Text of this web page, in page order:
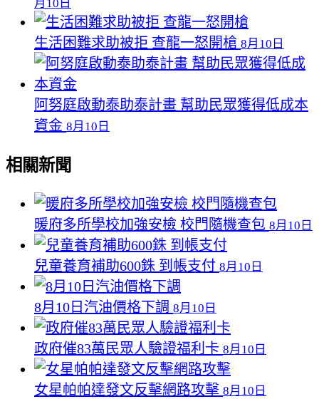
月10日
生活困難求助被拒 查龍一怒開槍 8月10日
阿努庭啟動泰助泰計畫 幫助民眾獲得低成本
資金 8月10日
相關新聞
暖府多所學校加強安檢 校門隨機查包 8月10日
兒童養育補助600銖 到帳支付 8月10日
8月10日汽油價格下調 8月10日
政府催83萬民眾人驗證福利卡 8月10日
女星帕帕達發文反擊網路攻擊 8月10日